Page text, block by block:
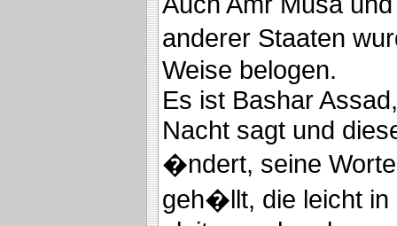
anderer Staaten
Weise belogen.
Es ist Bashar
Nacht sagt und
�ndert, seine
geh�llt, die leicht in